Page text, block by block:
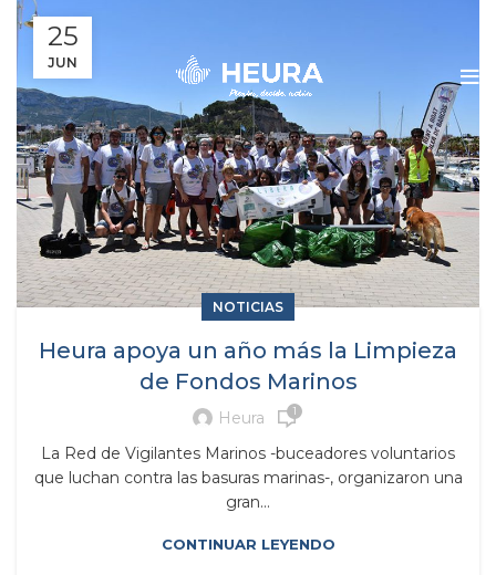
25
JUN
NOTICIAS
Heura apoya un año más la Limpieza
de Fondos Marinos
Heura 1
La Red de Vigilantes Marinos -buceadores voluntarios
que luchan contra las basuras marinas-, organizaron una
gran...
CONTINUAR LEYENDO